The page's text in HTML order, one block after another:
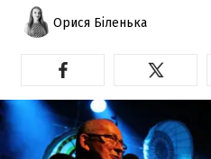
Орися Біленька